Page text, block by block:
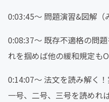
0:03:45〜 問題演習&図解（
0:08:37〜 既存不適格の問
れを掴めば他の緩和規定も
0:14:07〜 法文を読み解く
一号、二号、三号を読めれ